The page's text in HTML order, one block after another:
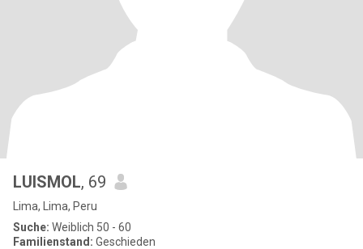
LUISMOL, 69
Lima, Lima, Peru
Suche: Weiblich 50 - 60
Familienstand: Geschieden